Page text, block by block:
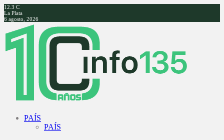
12.3 C
La Plata
6 agosto, 2026
Facebook
Twitter
Instagram
Youtube
PAÍS
PAÍS